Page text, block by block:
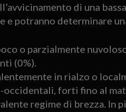
di una
e potranno determinare
o parzialmente
(0%).
in rialzo o
forti fino al
regime di brezza. In